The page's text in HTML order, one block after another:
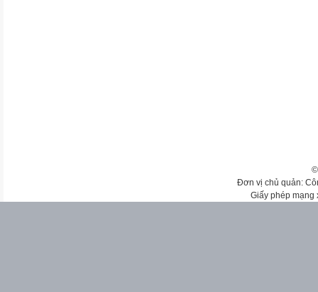
Đơn vị chủ quản:
Giấy phép mạng